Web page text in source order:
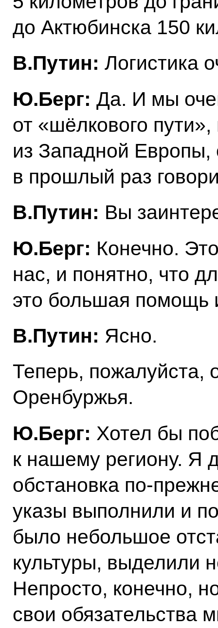
до Актюбинска 150
В.Путин: Логистика
Ю.Берг: Да. И мы
от «шёлкового
из Западной
в прошлый раз
В.Путин: Вы
Ю.Берг: Конечно.
нас, и понятно, что
это большая помощь
В.Путин: Ясно.
Теперь, пожалуйста,
Оренбуржья.
Ю.Берг: Хотел бы
к нашему региону. Я
обстановка
указы выполнили и
было небольшое
культуры, выделили
Непросто, конечно,
свои обязательства